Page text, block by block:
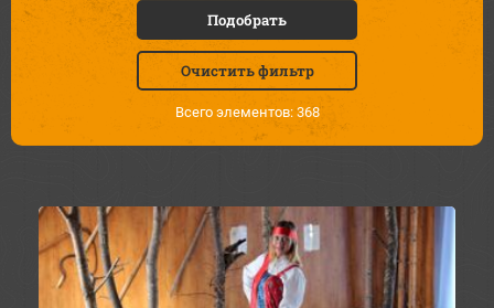
Подобрать
Очистить фильтр
Всего элементов: 368